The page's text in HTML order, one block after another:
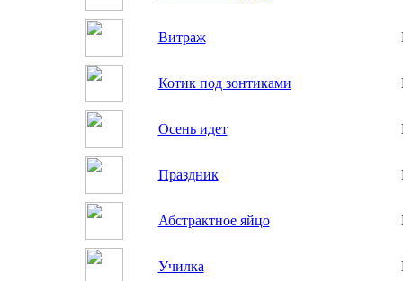
Витраж
Котик под зонтиками
Осень идет
Праздник
Абстрактное яйцо
Училка